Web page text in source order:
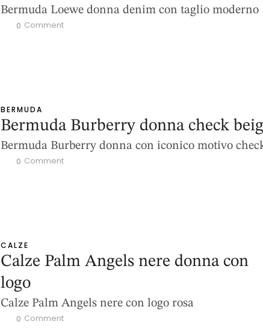
Bermuda Loewe donna denim con taglio moderno
0 Comment
BERMUDA
Bermuda Burberry donna check
Bermuda Burberry donna con iconico motivo
0 Comment
CALZE
Calze Palm Angels nere donna con
logo
Calze Palm Angels nere con logo rosa
0 Comment